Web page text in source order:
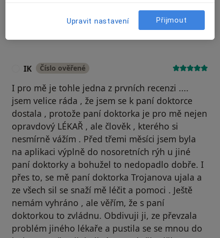
IK Číslo ověřené
I pro mě je tohle jedna z prvních recenzi ....
jsem velice ráda , že jsem se k paní doktorce
dostala , protože paní doktorka je pro mě nejen
opravdový LÉKAŘ , ale člověk , kterého si
nesmírně vážím . Před třemi měsíci jsem byla
na aplikaci výplně do nosoretních rýh u jiné
paní doktorky a bohužel to nedopadlo dobře. I
přes to, se mě paní doktorka Trojanova ujala a
ze všech sil se snaží mě léčit a pomoci . Ještě
nemám vyhráno , ale věřím, že s paní
doktorkou to zvládnu. Obdivuji ji, ze převzala
problém jiného lékaře a pustila se se mnou do
Upravit nastavení Přijmout